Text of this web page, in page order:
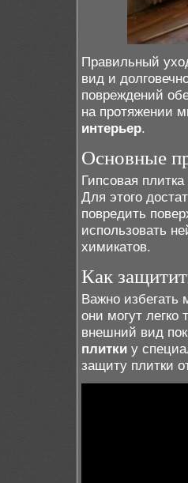
Правильный
вид и
повреждений
на протяжении
интерьер.
Основные
Гипсовая
Для этого
повредить
использовать
химикатов.
Как
Важно избегать
они могут легко
внешний вид
плитки у
защиту плитки